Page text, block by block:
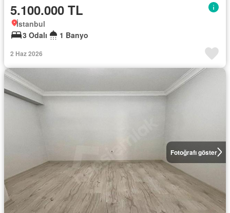
5.100.000 TL
İstanbul
3 Odalı
1 Banyo
2 Haz 2026
Fotoğrafı göster